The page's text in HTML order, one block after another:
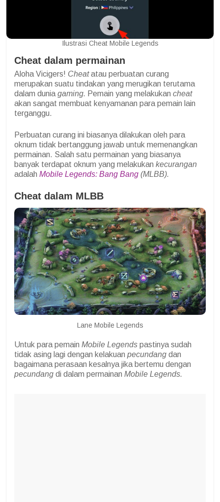
Ilustrasi Cheat Mobile Legends
Cheat dalam permainan
Aloha Vicigers! Cheatatau perbuatan curang
merupakan suatu tindakan yang merugikan terutama
dalam dunia gaming. Pemain yang melakukan cheat
akan sangat membuat kenyamanan para pemain lain
terganggu.
Perbuatan curang ini biasanya dilakukan oleh para
oknum tidak bertanggung jawab untuk memenangkan
permainan. Salah satu permainan yang biasanya
banyak terdapat oknum yang melakukan kecurangan
adalah Mobile Legends: Bang Bang (MLBB).
Cheat dalam MLBB
Lane Mobile Legends
Untuk para pemain Mobile Legends pastinya sudah
tidak asing lagi dengan kelakuan pecundang dan
bagaimana perasaan kesalnya jika bertemu dengan
pecundang di dalam permainan Mobile Legends.